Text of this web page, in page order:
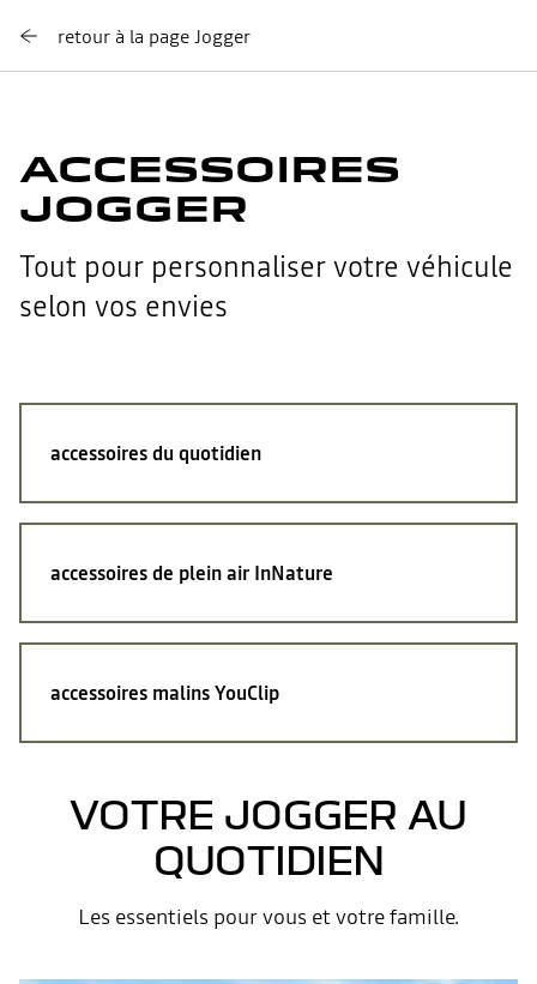
retour à la page Jogger
ACCESSOIRES
JOGGER
Tout pour personnaliser votre véhicule
selon vos envies
accessoires du quotidien
accessoires de plein air InNature
accessoires malinsYouClip
VOTRE JOGGER AU
QUOTIDIEN
Les essentiels pour vous et votre famille.